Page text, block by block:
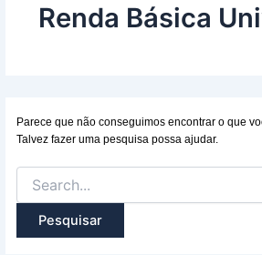
Renda Básica
Parece que não conseguimos encontrar o que
Talvez fazer uma pesquisa possa ajudar.
por: